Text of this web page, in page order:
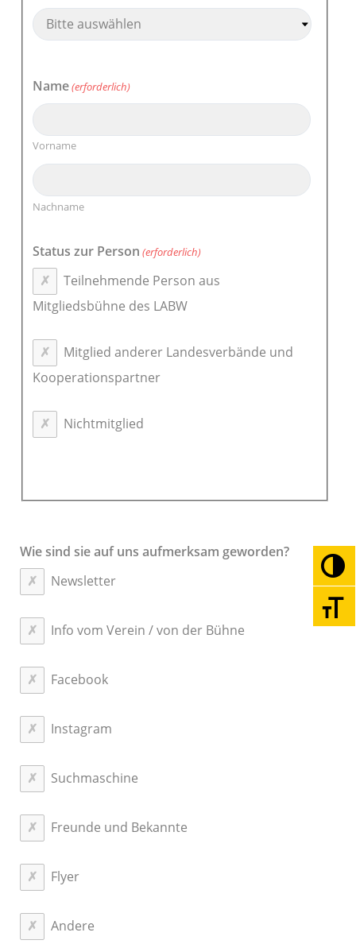
Name(erforderlich)
Vorname
Nachname
Status zur Person (erforderlich)
Teilnehmende Person aus
Mitgliedsbühne des LABW
Mitglied anderer Landesverbände und
Kooperationspartner
Nichtmitglied
Wie sind sie auf uns aufmerksam geworden?
Newsletter
Info vom Verein / von der Bühne
Facebook
Instagram
Suchmaschine
Freunde und Bekannte
Flyer
Andere